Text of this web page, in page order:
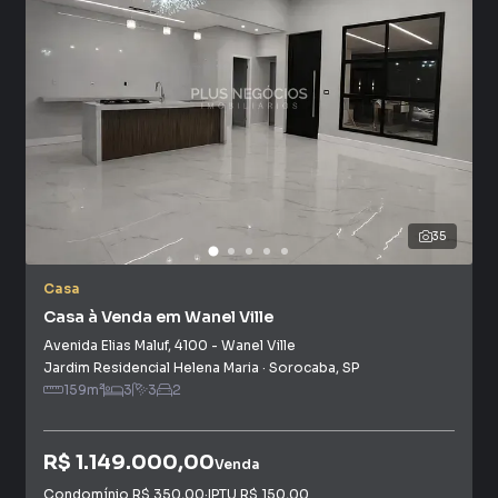
35
Casa
Casa à Venda em Wanel Ville
Avenida Elias Maluf, 4100 - Wanel Ville
Jardim Residencial Helena Maria · Sorocaba, SP
159m² 3 3 2
R$ 1.149.000,00Venda
Condomínio R$ 350,00·IPTU R$ 150,00